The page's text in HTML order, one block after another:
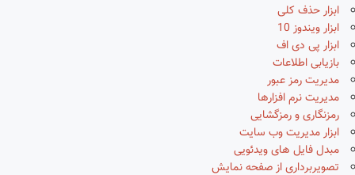
ابزار حذف کلی
ابزار ویندوز 10
ابزار پی دی اف
بازیابی اطلاعات
مدیریت رمز عبور
مدیریت نرم افزارها
رمزنگاری و رمزگشایی
ابزار مدیریت وب سایت
مبدل فایل های ویدئویی
تصویربرداری از صفحه نمایش